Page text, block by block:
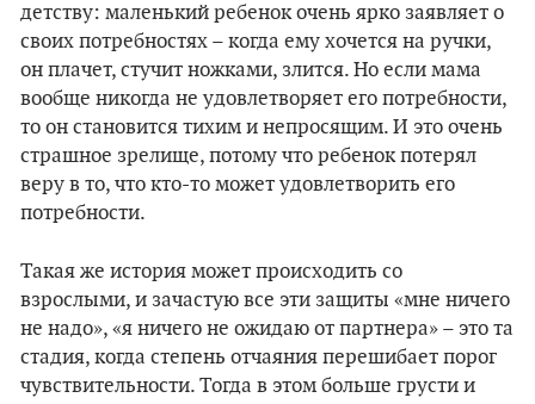
детству: маленький ребенок очень ярко заявляет о
своих потребностях – когда ему хочется на ручки,
он плачет, стучит ножками, злится. Но если мама
вообще никогда не удовлетворяет его потребности,
то он становится тихим и непросящим. И это очень
страшное зрелище, потому что ребенок потерял
веру в то, что кто-то может удовлетворить его
потребности.
Такая же история может происходить со
взрослыми, и зачастую все эти защиты «мне ничего
не надо», «я ничего не ожидаю от партнера» – это та
стадия, когда степень отчаяния перешибает порог
чувствительности. Тогда в этом больше грусти и